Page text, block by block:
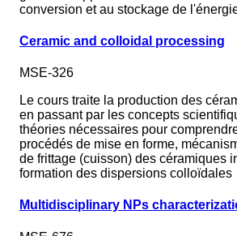
conversion et au stockage de
Ceramic and colloidal processing
MSE-326
Le cours traite la production des
en passant par les concepts
théories nécessaires pour
procédés de mise en forme,
de frittage (cuisson) des céramiques
formation des dispersions colloïdales
Multidisciplinary NPs